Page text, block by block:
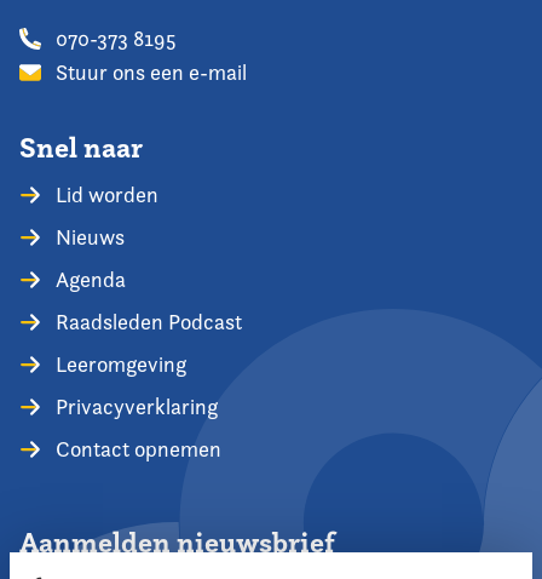
070-373 8195
Stuur ons een e-mail
Snel naar
Lid worden
Nieuws
Agenda
Raadsleden Podcast
Leeromgeving
Privacyverklaring
Contact opnemen
Aanmelden nieuwsbrief